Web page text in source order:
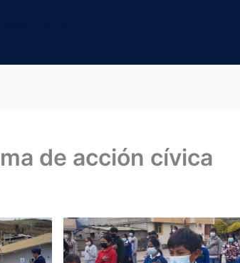
de acción cívica